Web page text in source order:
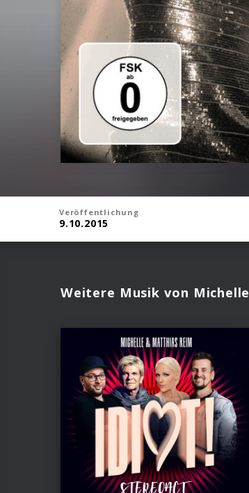
Veröffentlichung
9.10.2015
Weitere Musik von Michelle